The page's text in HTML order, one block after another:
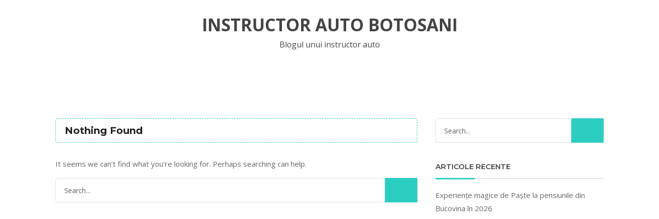
INSTRUCTOR AUTO BOTOSANI
Blogul unui instructor auto
Nothing Found
It seems we can’t find what you’re looking for. Perhaps searching can help. ARTICOLE RECENTE
Experiențe magice de Paște la pensiunile din
Bucovina în 2026